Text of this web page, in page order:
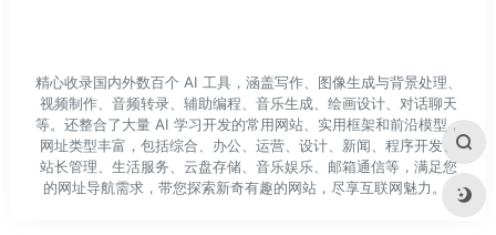
精心收录国内外数百个 AI 工具，涵盖写作、图像生成与背景处理、
视频制作、音频转录、辅助编程、音乐生成、绘画设计、对话聊天
等。还整合了大量 AI 学习开发的常用网站、实用框架和前沿模型，
网址类型丰富，包括综合、办公、运营、设计、新闻、程序开发、
站长管理、生活服务、云盘存储、音乐娱乐、邮箱通信等，满足您
的网址导航需求，带您探索新奇有趣的网站，尽享互联网魅力。